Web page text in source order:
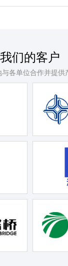
我们的客户
各单位合作并提供